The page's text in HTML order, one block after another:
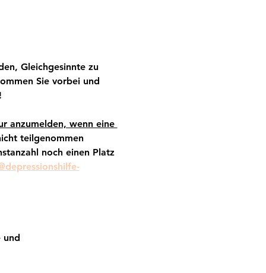
Gleichgesinnte zu
Sie vorbei und
anzumelden, wenn eine
teilgenommen
noch einen Platz
und